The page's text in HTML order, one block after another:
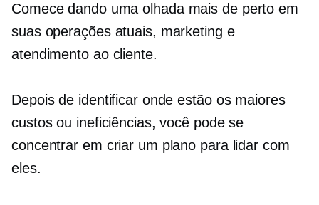
Comece dando uma olhada mais de perto em
suas operações atuais, marketing e
atendimento ao cliente.
Depois de identificar onde estão os maiores
custos ou ineficiências, você pode se
concentrar em criar um plano para lidar com
eles.